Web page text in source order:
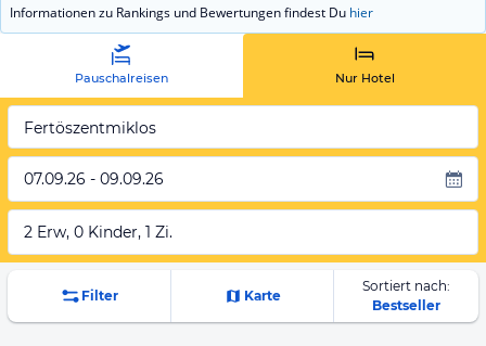
Informationen zu Rankings und Bewertungen findest Du hier
Pauschalreisen Nur Hotel
Fertöszentmiklos
07.09.26 - 09.09.26
2 Erw, 0 Kinder, 1 Zi.
Filter Karte
Sortiert nach:
Bestseller